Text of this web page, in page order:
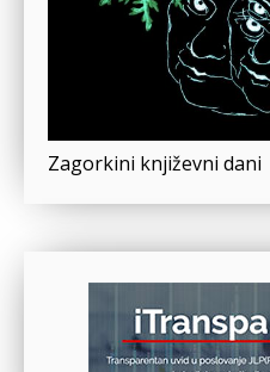
Zagorkini književni dani